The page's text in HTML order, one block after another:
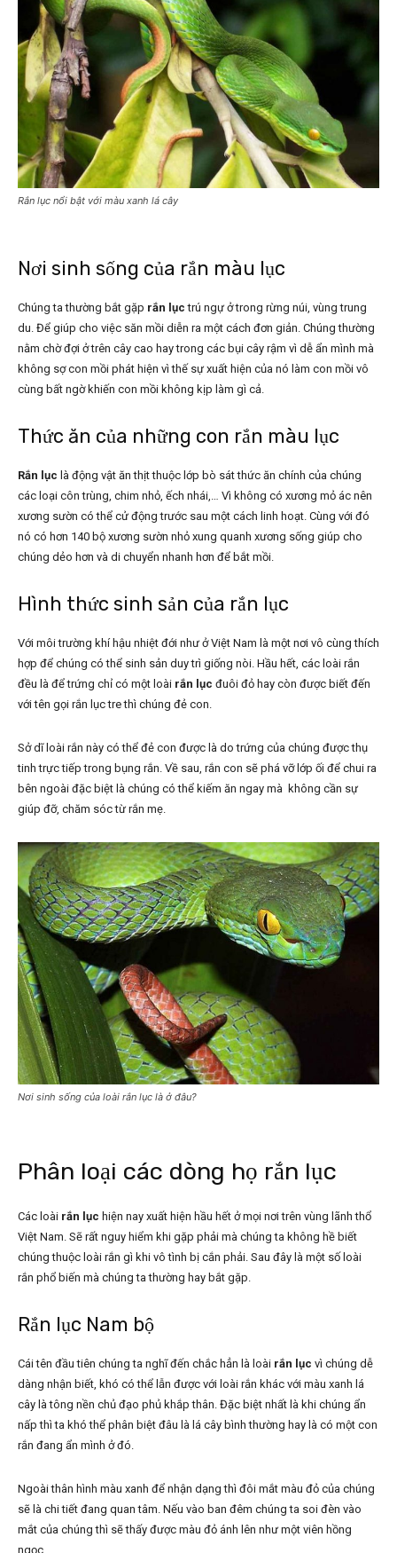
Rắn lục nổi bật với màu xanh lá cây
Nơi sinh sống của rắn màu lục
Chúng ta thường bắt gặp rắn lục trú ngự ở trong rừng núi, vùng trung
du. Để giúp cho việc săn mồi diễn ra một cách đơn giản. Chúng thường
nằm chờ đợi ở trên cây cao hay trong các bụi cây rậm vì dễ ẩn mình mà
không sợ con mồi phát hiện vì thế sự xuất hiện của nó làm con mồi vô
cùng bất ngờ khiến con mồi không kịp làm gì cả.
Thức ăn của những con rắn màu lục
Rắn lục là động vật ăn thịt thuộc lớp bò sát thức ăn chính của chúng
các loại côn trùng, chim nhỏ, ếch nhái,… Vì không có xương mỏ ác nên
xương sườn có thể cử động trước sau một cách linh hoạt. Cùng với đó
nó có hơn 140 bộ xương sườn nhỏ xung quanh xương sống giúp cho
chúng dẻo hơn và di chuyển nhanh hơn để bắt mồi.
Hình thức sinh sản của rắn lục
Với môi trường khí hậu nhiệt đới như ở Việt Nam là một nơi vô cùng thích
hợp để chúng có thể sinh sản duy trì giống nòi. Hầu hết, các loài rắn
đều là để trứng chỉ có một loài rắn lục đuôi đỏ hay còn được biết đến
với tên gọi rắn lục tre thì chúng đẻ con.
Sở dĩ loài rắn này có thể đẻ con được là do trứng của chúng được thụ
tinh trực tiếp trong bụng rắn. Về sau, rắn con sẽ phá vỡ lớp ối để chui ra
bên ngoài đặc biệt là chúng có thể kiếm ăn ngay mà không cần sự
giúp đỡ, chăm sóc từ rắn mẹ.
Nơi sinh sống của loài rắn lục là ở đâu?
Phân loại các dòng họ rắn lục
Các loài rắn lục hiện nay xuất hiện hầu hết ở mọi nơi trên vùng lãnh thổ
Việt Nam. Sẽ rất nguy hiểm khi gặp phải mà chúng ta không hề biết
chúng thuộc loài rắn gì khi vô tình bị cắn phải. Sau đây là một số loài
rắn phổ biến mà chúng ta thường hay bắt gặp.
Rắn lục Nam bộ
Cái tên đầu tiên chúng ta nghĩ đến chắc hẳn là loài rắn lục vì chúng dễ
dàng nhận biết, khó có thể lẫn được với loài rắn khác với màu xanh lá
cây là tông nền chủ đạo phủ khắp thân. Đặc biệt nhất là khi chúng ẩn
nấp thì ta khó thể phân biệt đâu là lá cây bình thường hay là có một con
rắn đang ẩn mình ở đó.
Ngoài thân hình màu xanh để nhận dạng thì đôi mắt màu đỏ của chúng
sẽ là chi tiết đang quan tâm. Nếu vào ban đêm chúng ta soi đèn vào
mắt của chúng thì sẽ thấy được màu đỏ ánh lên như một viên hồng
ngọc.